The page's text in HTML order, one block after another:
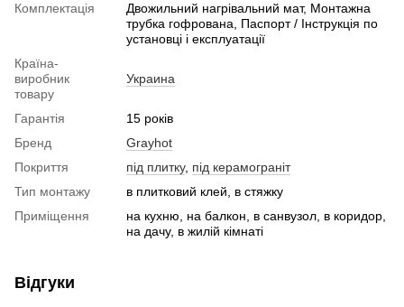
Комплектація
Двожильний нагрівальний мат, Монтажна
трубка гофрована, Паспорт / Інструкція по
установці і експлуатації
Країна-
виробник
товару
Украина
Гарантія
15 років
Бренд
Grayhot
Покриття
під плитку, під керамограніт
Тип монтажу
в плитковий клей, в стяжку
Приміщення
на кухню, на балкон, в санвузол, в коридор,
на дачу, в жилій кімнаті
Відгуки